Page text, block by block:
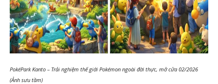
PokéPark Kanto – Trải nghiệm thế giới Pokémon ngoài đời thực, mở cửa 02/2026
(Ảnh sưu tầm)